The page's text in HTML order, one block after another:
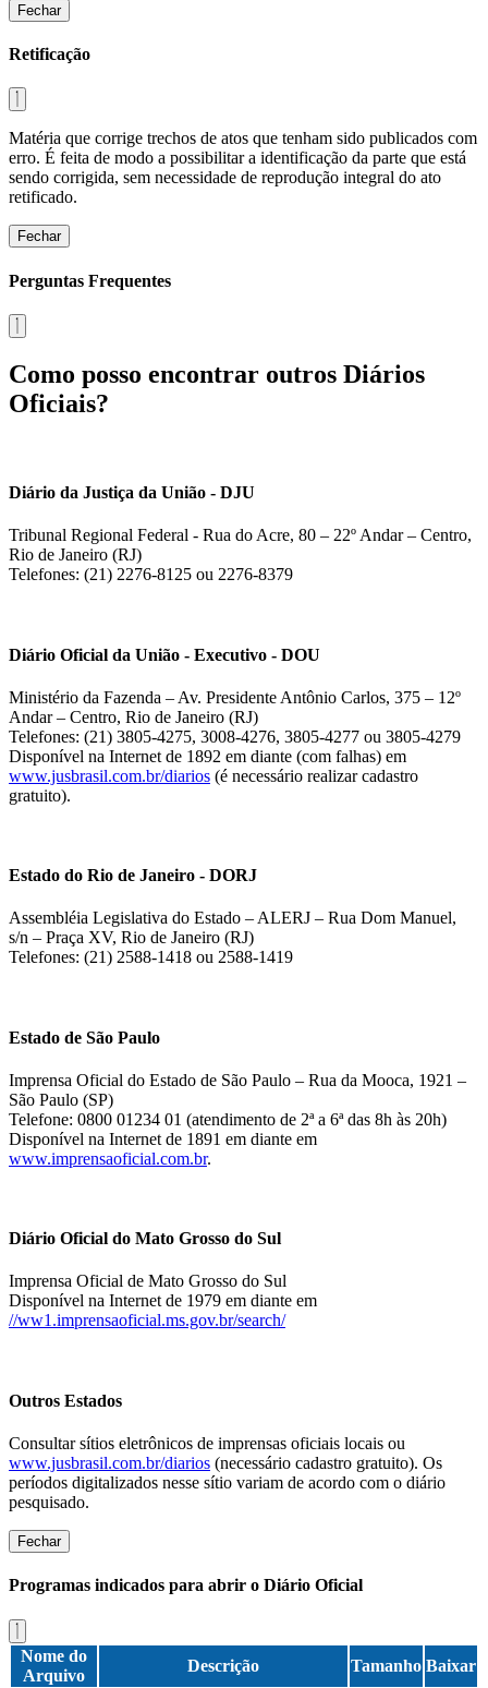
Fechar
Retificação
Matéria que corrige trechos de atos que tenham sido publicados com
erro. É feita de modo a possibilitar a identificação da parte que está
sendo corrigida, sem necessidade de reprodução integral do ato
retificado.
Fechar
Perguntas Frequentes
Como posso encontrar outros Diários
Oficiais?
Diário da Justiça da União - DJU
Tribunal Regional Federal - Rua do Acre, 80 – 22º Andar – Centro,
Rio de Janeiro (RJ)
Telefones: (21) 2276-8125 ou 2276-8379
Diário Oficial da União - Executivo - DOU
Ministério da Fazenda – Av. Presidente Antônio Carlos, 375 – 12º
Andar – Centro, Rio de Janeiro (RJ)
Telefones: (21) 3805-4275, 3008-4276, 3805-4277 ou 3805-4279
Disponível na Internet de 1892 em diante (com falhas) em
www.jusbrasil.com.br/diarios (é necessário realizar cadastro
gratuito).
Estado do Rio de Janeiro - DORJ
Assembléia Legislativa do Estado – ALERJ – Rua Dom Manuel,
s/n – Praça XV, Rio de Janeiro (RJ)
Telefones: (21) 2588-1418 ou 2588-1419
Estado de São Paulo
Imprensa Oficial do Estado de São Paulo – Rua da Mooca, 1921 –
São Paulo (SP)
Telefone: 0800 01234 01 (atendimento de 2ª a 6ª das 8h às 20h)
Disponível na Internet de 1891 em diante em
www.imprensaoficial.com.br.
Diário Oficial do Mato Grosso do Sul
Imprensa Oficial de Mato Grosso do Sul
Disponível na Internet de 1979 em diante em
//ww1.imprensaoficial.ms.gov.br/search/
Outros Estados
Consultar sítios eletrônicos de imprensas oficiais locais ou
www.jusbrasil.com.br/diarios (necessário cadastro gratuito). Os
períodos digitalizados nesse sítio variam de acordo com o diário
pesquisado.
Fechar
Programas indicados para abrir o Diário Oficial
Nome do
Arquivo
Descrição Tamanho Baixar